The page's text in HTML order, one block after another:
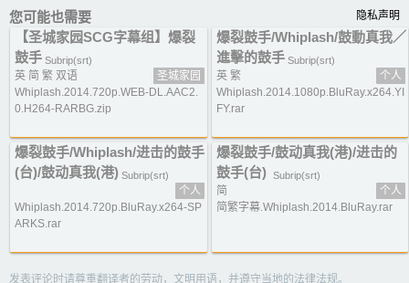
您可能也需要 隐私声明
【圣城家园SCG字幕组】爆裂
鼓手 Subrip(srt)
英 简 繁 双语
圣城家园
Whiplash.2014.720p.WEB-DL.AAC2.
0.H264-RARBG.zip
爆裂鼓手/Whiplash/鼓動真我／
進擊的鼓手 Subrip(srt)
英 繁
个人
Whiplash.2014.1080p.BluRay.x264.YI
FY.rar
爆裂鼓手/Whiplash/进击的鼓手
(台)/鼓动真我(港) Subrip(srt)
个人
Whiplash.2014.720p.BluRay.x264-SP
ARKS.rar
爆裂鼓手/鼓动真我(港)/进击的
鼓手(台) Subrip(srt)
简
个人
简繁字幕.Whiplash.2014.BluRay.rar
发表评论时请尊重翻译者的劳动，文明用语，并遵守当地的法律法规。